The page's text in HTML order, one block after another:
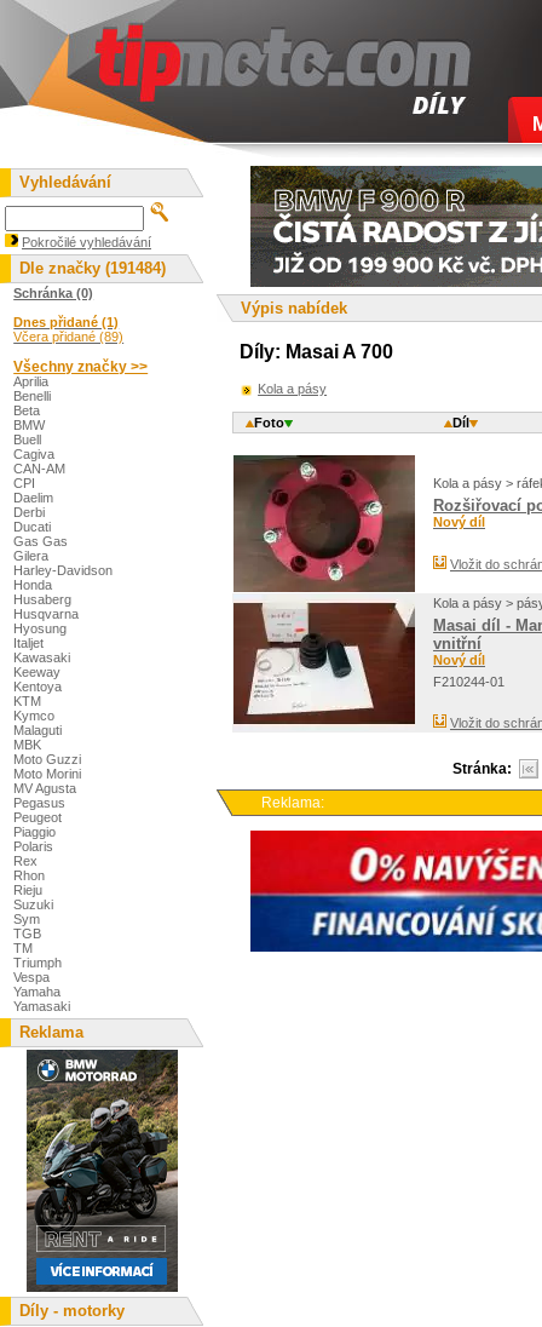
Výpis nabídek
Díly: Masai A 700
Kola a pásy
Foto Díl
Kola a pásy >
Rozšiřovací
Nový díl
Vložit do
Kola a pásy >
Masai díl -
vnitřní
Nový díl
F210244-01
Vložit do
Stránka:
Reklama:
Vyhledávání
Pokročilé vyhledávání
Dle značky (191484)
Schránka (0)
Dnes přidané (1)
Včera přidané (89)
Všechny značky >>
Aprilia
Benelli
Beta
BMW
Buell
Cagiva
CAN-AM
CPI
Daelim
Derbi
Ducati
Gas Gas
Gilera
Harley-Davidson
Honda
Husaberg
Husqvarna
Hyosung
Italjet
Kawasaki
Keeway
Kentoya
KTM
Kymco
Malaguti
MBK
Moto Guzzi
Moto Morini
MV Agusta
Pegasus
Peugeot
Piaggio
Polaris
Rex
Rhon
Rieju
Suzuki
Sym
TGB
TM
Triumph
Vespa
Yamaha
Yamasaki
Reklama
Díly - motorky